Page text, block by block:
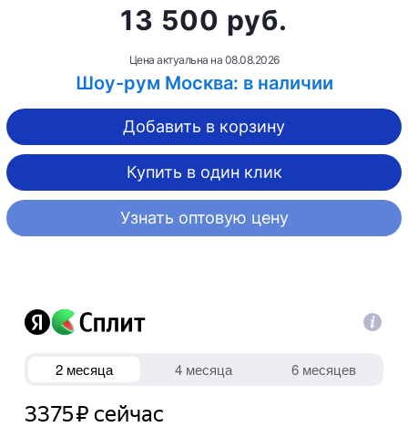
13 500 руб.
Цена актуальна на 08.08.2026
Шоу-рум Москва: в наличии
Добавить в корзину
Купить в один клик
Узнать оптовую цену